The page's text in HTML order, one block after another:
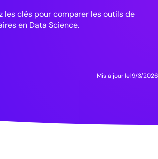
les clés pour comparer les outils de
en Data Science.
Mis à jour le19/3/2026